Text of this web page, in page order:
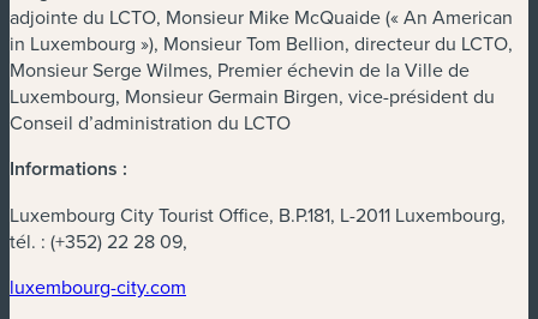
adjointe du LCTO, Monsieur Mike McQuaide (« An American
in Luxembourg »), Monsieur Tom Bellion, directeur du LCTO,
Monsieur Serge Wilmes, Premier échevin de la Ville de
Luxembourg, Monsieur Germain Birgen, vice-président du
Conseil d’administration du LCTO
Informations :
Luxembourg City Tourist Office, B.P.181, L-2011 Luxembourg,
tél. : (+352) 22 28 09,
luxembourg-city.com